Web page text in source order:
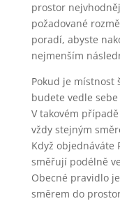
prostor
požadované
poradí, abyste
nejmenším
Pokud je místnost
budete vedle
V takovém
vždy stejným
Když objednáváte
směřují podélně
Obecné pravidlo
směrem do